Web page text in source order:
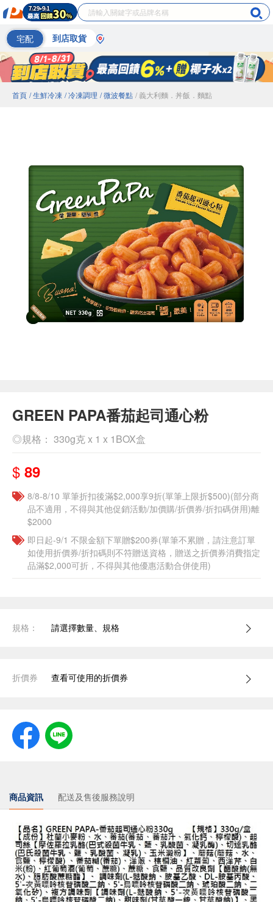
宅配 到店取貨
首頁 / 生鮮冷凍 / 冷凍調理 / 微波餐點 / 義大利麵．丼飯．麵點
GREEN PAPA番茄起司通心粉
◎規格： 330g克 x 1 x 1BOX盒
$ 89
8/8-8/10 單筆折扣後滿$2,000享9折(單筆上限折$500)(部分商
品不適用，不得與其他促銷活動/加價購/折價券/折扣碼併用)離
$2000
即日起-9/1 不限金額下單贈$200券(單筆不累贈，請注意訂單
如使用折價券/折扣碼則不符贈送資格，贈送之折價券消費指定
品滿$2,000可折，不得與其他優惠活動合併使用)
規格： 請選擇數量、規格
折價券 查看可使用的折價券
商品資訊 配送及售後服務說明